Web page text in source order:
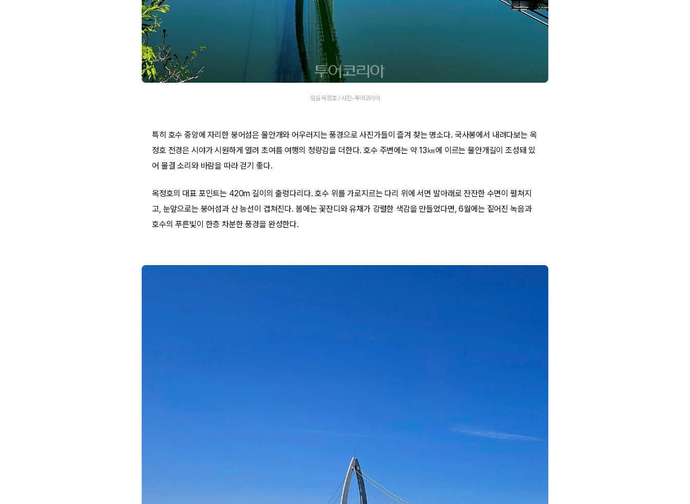
임실 옥정호 / 사진-투어코리아
특히 호수 중앙에 자리한 붕어섬은 물안개와 어우러지는 풍경으로 사진가들이 즐겨 찾는 명소다. 국사봉에서 내려다보는 옥
정호 전경은 시야가 시원하게 열려 초여름 여행의 청량감을 더한다. 호수 주변에는 약 13㎞에 이르는 물안개길이 조성돼 있
어 물결 소리와 바람을 따라 걷기 좋다.
옥정호의 대표 포인트는 420m 길이의 출렁다리다. 호수 위를 가로지르는 다리 위에 서면 발아래로 잔잔한 수면이 펼쳐지
고, 눈앞으로는 붕어섬과 산 능선이 겹쳐진다. 봄에는 꽃잔디와 유채가 강렬한 색감을 만들었다면, 6월에는 짙어진 녹음과
호수의 푸른빛이 한층 차분한 풍경을 완성한다.